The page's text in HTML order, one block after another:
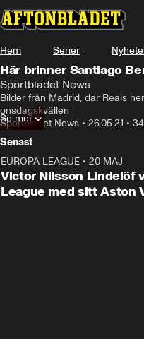
Hem Serier
Här brinner Santiago
Sportbladet News
Bilder från Madrid, där Reals
onsdagskvällen
Sportbladet News • 26.05.21 •
Se mer
Senast
EUROPA LEAGUE • 20 MAJ
Victor Nilsson Lindelöf
League med sitt Aston